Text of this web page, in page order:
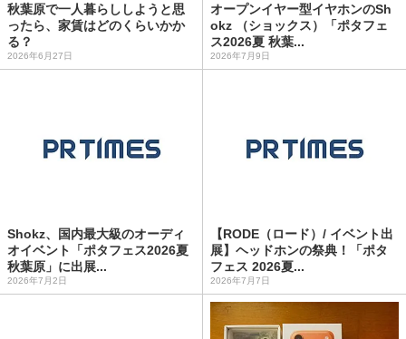
秋葉原で一人暮らししようと思
ったら、家賃はどのくらいかか
る？
2026年6月27日
オープンイヤー型イヤホンのSh
okz （ショックス）「ポタフェ
ス2026夏 秋葉...
2026年7月9日
Shokz、国内最大級のオーディ
オイベント「ポタフェス2026夏
秋葉原」に出展...
2026年7月2日
【RODE（ロード）/ イベント出
展】ヘッドホンの祭典！「ポタ
フェス 2026夏...
2026年7月7日